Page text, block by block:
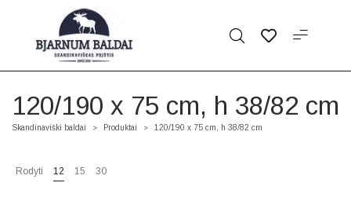
120/190 x 75 cm, h 38/82 cm
Skandinaviški baldai > Produktai > 120/190 x 75 cm, h 38/82 cm
Rodyti 12 15 30